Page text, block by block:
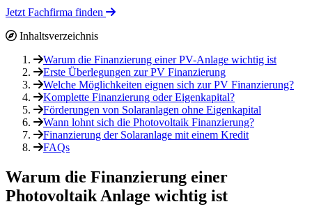
Jetzt Fachfirma finden
Inhaltsverzeichnis
Warum die Finanzierung einer PV-Anlage wichtig ist
Erste Überlegungen zur PV Finanzierung
Welche Möglichkeiten eignen sich zur PV Finanzierung?
Komplette Finanzierung oder Eigenkapital?
Förderungen von Solaranlagen ohne Eigenkapital
Wann lohnt sich die Photovoltaik Finanzierung?
Finanzierung der Solaranlage mit einem Kredit
FAQs
Warum die Finanzierung einer
Photovoltaik Anlage wichtig ist